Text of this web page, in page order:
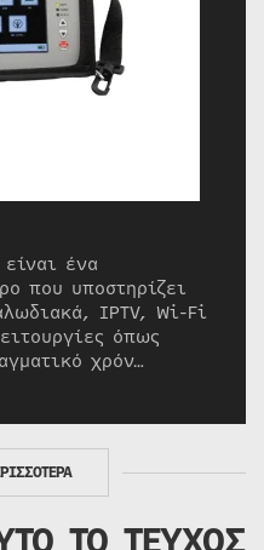
ένα
που υποστηρίζει
IPTV, Wi-Fi
όπως
χρόν…